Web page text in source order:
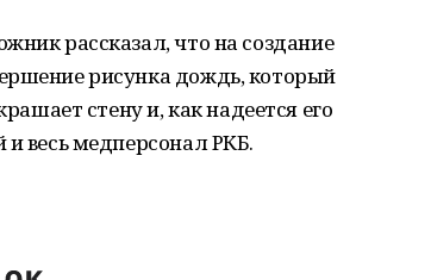
рассказал, что на создание
рисунка дождь, который
стену и, как надеется его
весь медперсонал РКБ.